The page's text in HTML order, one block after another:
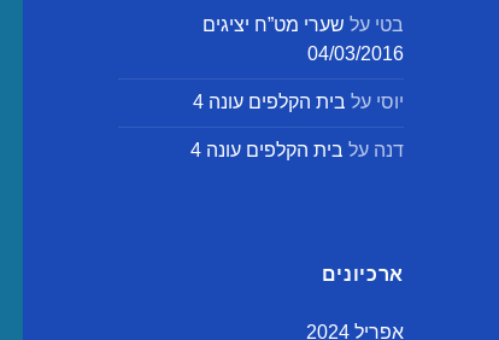
בטי על שערי מט”ח יציגים
04/03/2016
יוסי על בית הקלפים עונה 4
דנה על בית הקלפים עונה 4
ארכיונים
אפריל 2024